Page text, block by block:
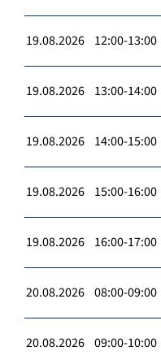
19.08.2026 12:00-13:00
19.08.2026 13:00-14:00
19.08.2026 14:00-15:00
19.08.2026 15:00-16:00
19.08.2026 16:00-17:00
20.08.2026 08:00-09:00
20.08.2026 09:00-10:00